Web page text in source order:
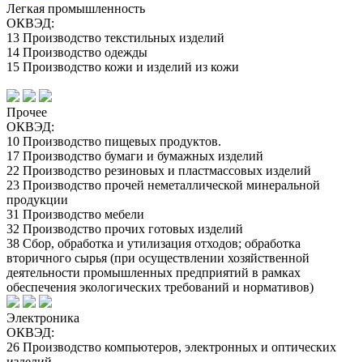
Легкая промышленность
ОКВЭД:
13 Производство текстильных изделий
14 Производство одежды
15 Производство кожи и изделий из кожи
Прочее
ОКВЭД:
10 Производство пищевых продуктов.
17 Производство бумаги и бумажных изделий
22 Производство резиновых и пластмассовых изделий
23 Производство прочей неметаллической минеральной
продукции
31 Производство мебели
32 Производство прочих готовых изделий
38 Сбор, обработка и утилизация отходов; обработка
вторичного сырья (при осуществлении хозяйственной
деятельности промышленных предприятий в рамках
обеспечения экологических требований и нормативов)
Электроника
ОКВЭД:
26 Производство компьютеров, электронных и оптических